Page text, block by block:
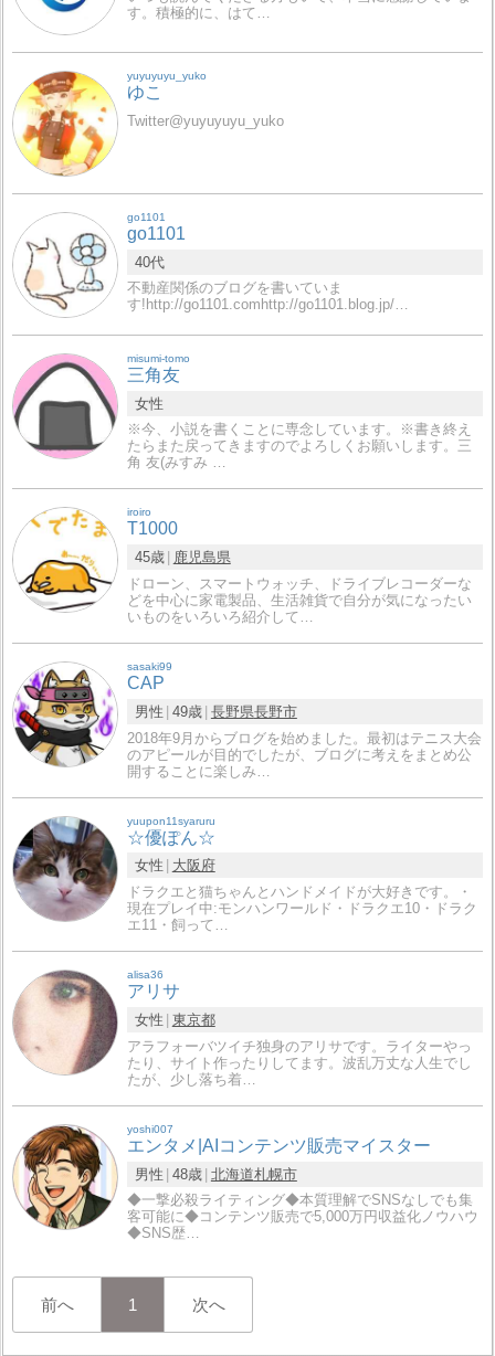
す。積極的に、はて…
yuyuyuyu_yuko
ゆこ
Twitter@yuyuyuyu_yuko
go1101
go1101
40代
不動産関係のブログを書いていま
す!http://go1101.comhttp://go1101.blog.jp/…
misumi-tomo
三角友
女性
※今、小説を書くことに専念しています。※書き終え
たらまた戻ってきますのでよろしくお願いします。三
角 友(みすみ …
iroiro
T1000
45歳
鹿児島県
ドローン、スマートウォッチ、ドライブレコーダーな
どを中心に家電製品、生活雑貨で自分が気になったい
いものをいろいろ紹介して…
sasaki99
CAP
男性 49歳 長野県長野市
2018年9月からブログを始めました。最初はテニス大会
のアピールが目的でしたが、ブログに考えをまとめ公
開することに楽しみ…
yuupon11syaruru
☆優ぽん☆
女性
大阪府
ドラクエと猫ちゃんとハンドメイドが大好きです。・
現在プレイ中:モンハンワールド・ドラクエ10・ドラク
エ11・飼って…
alisa36
アリサ
女性 東京都
アラフォーバツイチ独身のアリサです。ライターやっ
たり、サイト作ったりしてます。波乱万丈な人生でし
たが、少し落ち着…
yoshi007
エンタメ|AIコンテンツ販売マイスター
男性 48歳 北海道札幌市
◆一撃必殺ライティング◆本質理解でSNSなしでも集
客可能に◆コンテンツ販売で5,000万円収益化ノウハウ
◆SNS歴…
前へ 1 次へ